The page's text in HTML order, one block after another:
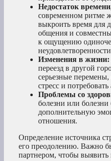
Недостаток
современном ритме
выкроить время для
общения и
к ощущению
Изменения в жизни:
переезд в другой
серьезные
стресс и
Проблемы со
болезни или болезни
дополнительную
отношения.
Определение источника
его преодолению. Важно
партнером, чтобы выявить